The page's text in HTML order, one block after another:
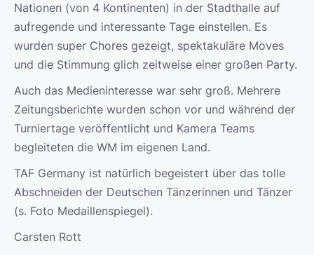
Nationen (von 4 Kontinenten) in der Stadthalle auf
aufregende und interessante Tage einstellen. Es
wurden super Chores gezeigt, spektakuläre Moves
und die Stimmung glich zeitweise einer großen Party.
Auch das Medieninteresse war sehr groß. Mehrere
Zeitungsberichte wurden schon vor und während der
Turniertage veröffentlicht und Kamera Teams
begleiteten die WM im eigenen Land.
TAF Germany ist natürlich begeistert über das tolle
Abschneiden der Deutschen Tänzerinnen und Tänzer
(s. Foto Medaillenspiegel).
Carsten Rott